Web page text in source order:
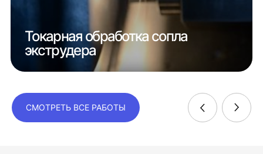
Токарная обработка сопла
экструдера
СМОТРЕТЬ ВСЕ РАБОТЫ